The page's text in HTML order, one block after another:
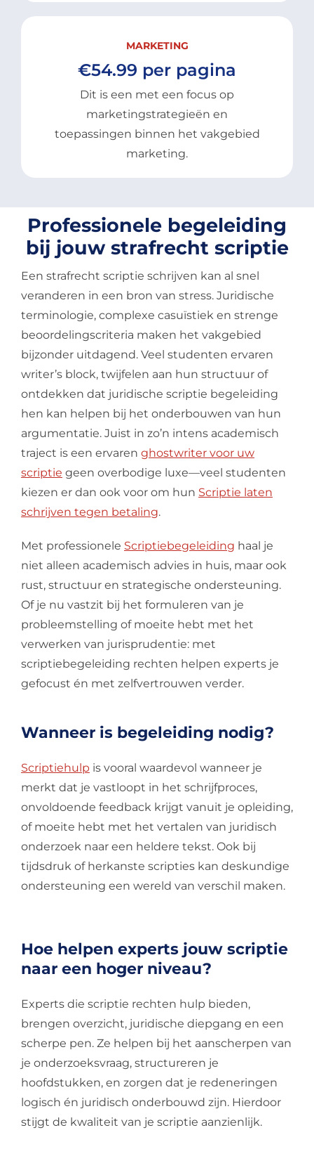
MARKETING
€54.99 per pagina
Dit is een met een focus op
marketingstrategieën en
toepassingen binnen het vakgebied
marketing.
Professionele begeleiding
bij jouw strafrecht scriptie
Een strafrecht scriptie schrijven kan al snel
veranderen in een bron van stress. Juridische
terminologie, complexe casuïstiek en strenge
beoordelingscriteria maken het vakgebied
bijzonder uitdagend. Veel studenten ervaren
writer’s block, twijfelen aan hun structuur of
ontdekken dat juridische scriptie begeleiding
hen kan helpen bij het onderbouwen van hun
argumentatie. Juist in zo’n intens academisch
traject is een ervaren ghostwriter voor uw
scriptie geen overbodige luxe—veel studenten
kiezen er dan ook voor om hun Scriptie laten
schrijven tegen betaling.
Met professionele Scriptiebegeleiding haal je
niet alleen academisch advies in huis, maar ook
rust, structuur en strategische ondersteuning.
Of je nu vastzit bij het formuleren van je
probleemstelling of moeite hebt met het
verwerken van jurisprudentie: met
scriptiebegeleiding rechten helpen experts je
gefocust én met zelfvertrouwen verder.
Wanneer is begeleiding nodig?
Scriptiehulp is vooral waardevol wanneer je
merkt dat je vastloopt in het schrijfproces,
onvoldoende feedback krijgt vanuit je opleiding,
of moeite hebt met het vertalen van juridisch
onderzoek naar een heldere tekst. Ook bij
tijdsdruk of herkanste scripties kan deskundige
ondersteuning een wereld van verschil maken.
Hoe helpen experts jouw scriptie
naar een hoger niveau?
Experts die scriptie rechten hulp bieden,
brengen overzicht, juridische diepgang en een
scherpe pen. Ze helpen bij het aanscherpen van
je onderzoeksvraag, structureren je
hoofdstukken, en zorgen dat je redeneringen
logisch én juridisch onderbouwd zijn. Hierdoor
stijgt de kwaliteit van je scriptie aanzienlijk.